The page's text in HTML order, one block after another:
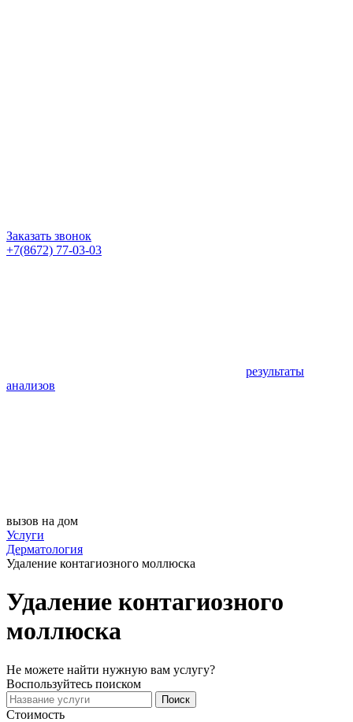
Заказать звонок
+7(8672) 77-03-03
результаты
анализов
вызов на дом
Услуги
Дерматология
Удаление контагиозного моллюска
Удаление контагиозного
моллюска
Не можете найти нужную вам услугу?
Воспользуйтесь поиском
Поиск
Стоимость